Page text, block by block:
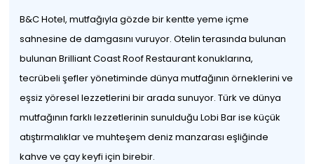
B&C Hotel, mutfağıyla gözde bir kentte yeme içme
sahnesine de damgasını vuruyor. Otelin terasında bulunan
bulunan Brilliant Coast Roof Restaurant konuklarına,
tecrübeli şefler yönetiminde dünya mutfağının örneklerini ve
eşsiz yöresel lezzetlerini bir arada sunuyor. Türk ve dünya
mutfağının farklı lezzetlerinin sunulduğu Lobi Bar ise küçük
atıştırmalıklar ve muhteşem deniz manzarası eşliğinde
kahve ve çay keyfi için birebir.